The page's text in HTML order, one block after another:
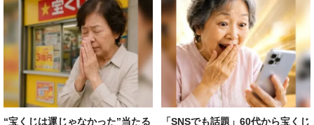
“宝くじは運じゃなかった”当たる
「SNSでも話題」60代から宝くじ